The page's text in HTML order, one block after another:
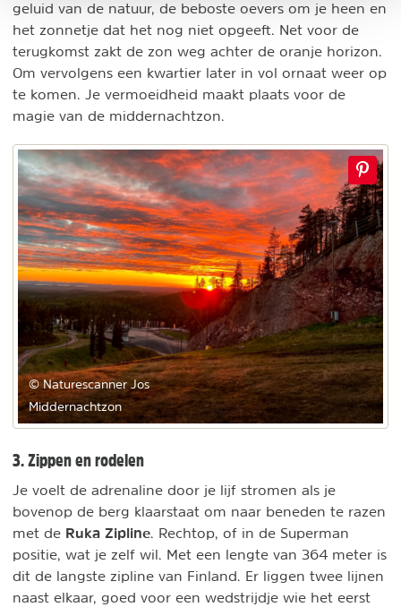
geluid van de natuur, de beboste oevers om je heen en
het zonnetje dat het nog niet opgeeft. Net voor de
terugkomst zakt de zon weg achter de oranje horizon.
Om vervolgens een kwartier later in vol ornaat weer op
te komen. Je vermoeidheid maakt plaats voor de
magie van de middernachtzon.
© Naturescanner Jos
Middernachtzon
3. Zippen en rodelen
Je voelt de adrenaline door je lijf stromen als je
bovenop de berg klaarstaat om naar beneden te razen
met de Ruka Zipline . Rechtop, of in de Superman
positie, wat je zelf wil. Met een lengte van 364 meter is
dit de langste zipline van Finland. Er liggen twee lijnen
naast elkaar, goed voor een wedstrijdje wie het eerst